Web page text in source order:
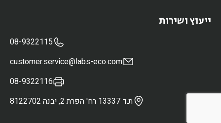
ייעוץ ושירות
08-9322115
customer.service@labs-eco.com
08-9322116
ת.ד 13337 רח' הפרת 2, יבנה 8122702